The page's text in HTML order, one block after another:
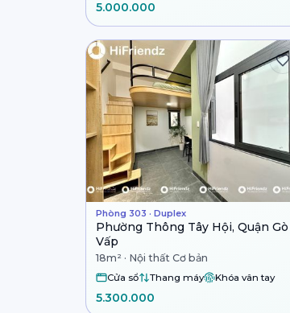
5.000.000
Phòng 303 · Duplex
Phường Thông Tây Hội, Quận Gò
Vấp
18m² · Nội thất Cơ bản
Cửa sổ Thang máy Khóa vân tay
5.300.000